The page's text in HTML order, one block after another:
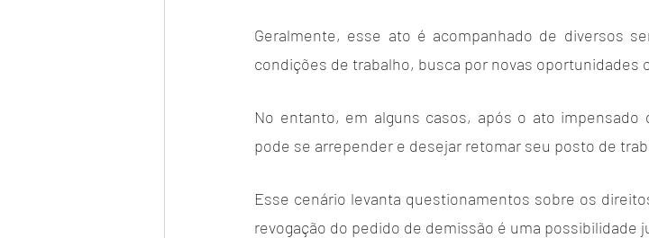
Geralmente, esse ato é acompanhado de diversos
condições de trabalho, busca por novas
No entanto, em alguns casos, após o ato
pode se arrepender e desejar retomar seu posto de
Esse cenário levanta questionamentos sobre os
revogação do pedido de demissão é uma possibilidade